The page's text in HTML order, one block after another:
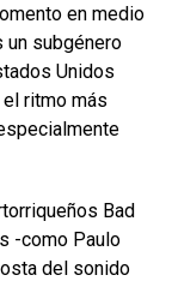
en medio
un subgénero
Unidos
ritmo más
Bad
-como Paulo
del sonido